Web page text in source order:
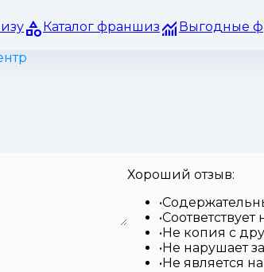
Каталог франшиз Выгодные
Хороший отзыв:
Не копия с
Не нарушает
Не является